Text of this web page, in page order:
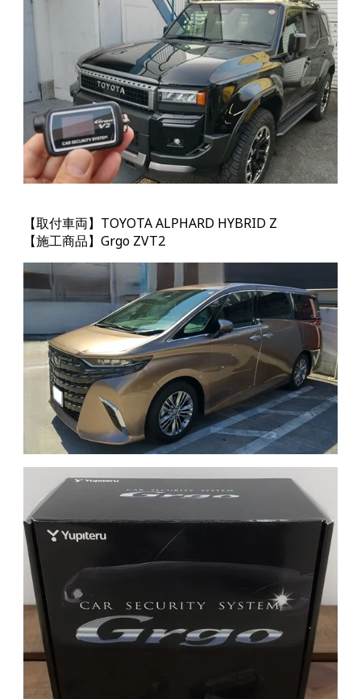
【取付車両】TOYOTA ALPHARD HYBRID Z
【施工商品】Grgo ZVT2